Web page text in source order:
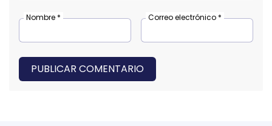
Nombre * Correo electrónico *
PUBLICAR COMENTARIO